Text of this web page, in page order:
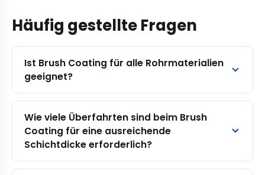
Häufig gestellte Fragen
Ist Brush Coating für alle Rohrmaterialien
geeignet?
Wie viele Überfahrten sind beim Brush
Coating für eine ausreichende
Schichtdicke erforderlich?